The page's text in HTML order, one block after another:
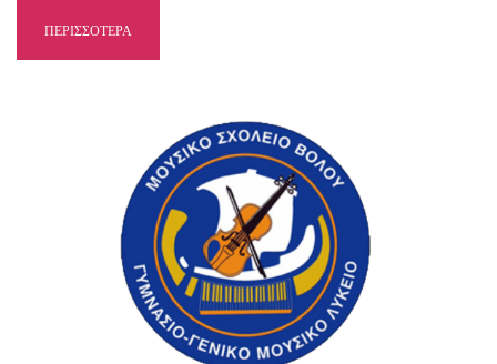
ΠΕΡΙΣΣΟΤΕΡΑ